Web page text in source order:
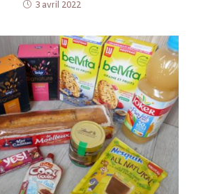
3 avril 2022